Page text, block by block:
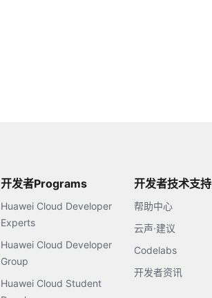
开发者Programs
Huawei Cloud Developer
Experts
Huawei Cloud Developer
Group
Huawei Cloud Student
开发者技术支持
帮助中心
云声·建议
Codelabs
开发者资讯